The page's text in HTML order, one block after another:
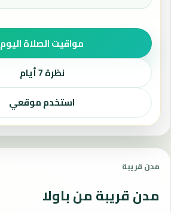
مواقيت الصلاة اليوم
نظرة 7 أيام
استخدم موقعي
مدن قريبة
مدن قريبة من باولا